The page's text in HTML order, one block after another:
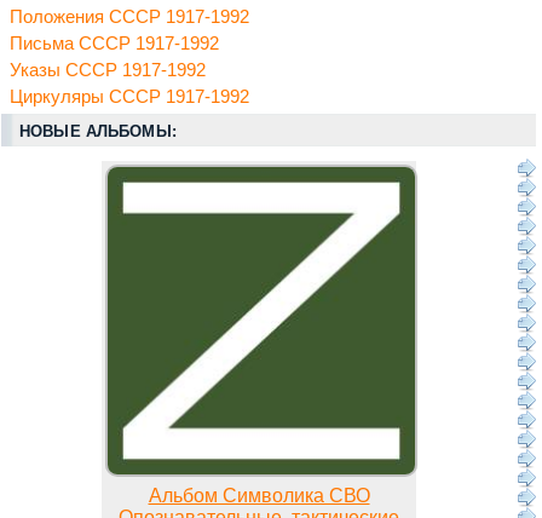
Положения СССР 1917-1992
Письма СССР 1917-1992
Указы СССР 1917-1992
Циркуляры СССР 1917-1992
НОВЫЕ АЛЬБОМЫ:
Альбом Символика СВО